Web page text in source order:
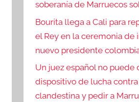
soberanía de Marruecos
Bourita llega a Cali para
el Rey en la ceremonia de
nuevo presidente
Un juez español no puede
dispositivo de lucha
clandestina y pedir a